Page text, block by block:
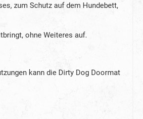
zum Schutz auf dem Hundebett,
ohne Weiteres auf.
kann die Dirty Dog Doormat